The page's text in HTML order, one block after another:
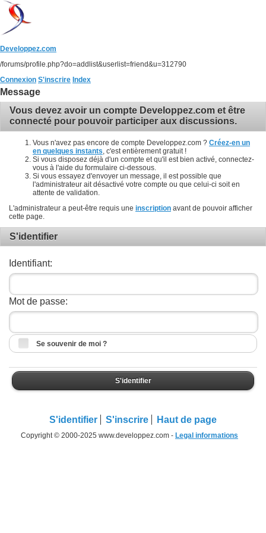
Developpez.com
/forums/profile.php?do=addlist&userlist=friend&u=312790
Connexion S'inscrire Index
Message
Vous devez avoir un compte Developpez.com et être
connecté pour pouvoir participer aux discussions.
Vous n'avez pas encore de compte Developpez.com ? Créez-en un
en quelques instants , c'est entièrement gratuit !
Si vous disposez déjà d'un compte et qu'il est bien activé, connectez-
vous à l'aide du formulaire ci-dessous.
Si vous essayez d'envoyer un message, il est possible que
l'administrateur ait désactivé votre compte ou que celui-ci soit en
attente de validation.
L'administrateur a peut-être requis une inscription avant de pouvoir afficher
cette page.
S'identifier
Identifiant:
Mot de passe:
Se souvenir de moi ?
S'identifier
S'identifier S'inscrire Haut de page
Copyright © 2000-2025 www.developpez.com - Legal informations